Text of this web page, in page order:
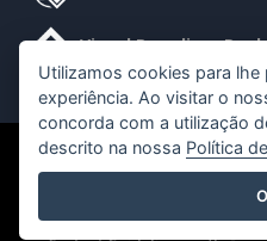
Visual Paradigm
©2026 by Visual Paradigm.
Utilizamos cookies para
experiência. Ao visitar o
concorda com a utilização
descrito na nossa Política